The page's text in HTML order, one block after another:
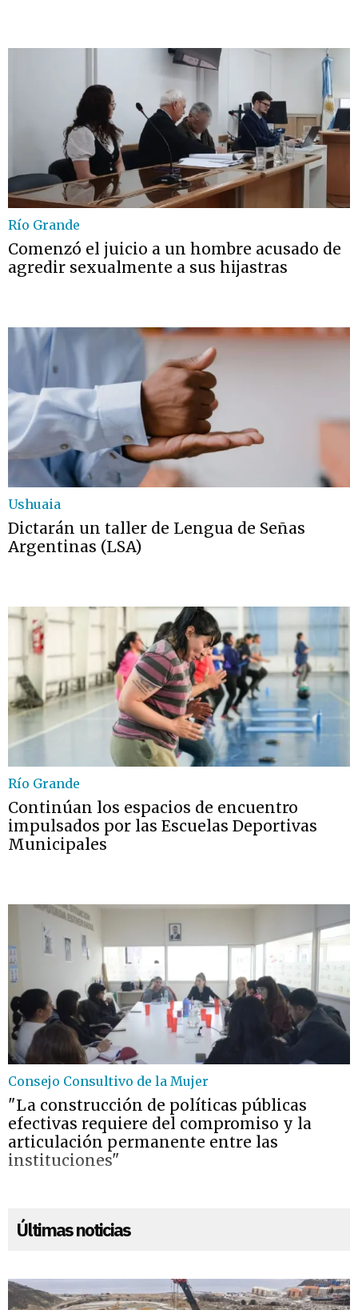
Río Grande
Comenzó el juicio a un hombre acusado de
agredir sexualmente a sus hijastras
Ushuaia
Dictarán un taller de Lengua de Señas
Argentinas (LSA)
Río Grande
Continúan los espacios de encuentro
impulsados por las Escuelas Deportivas
Municipales
Consejo Consultivo de la Mujer
"La construcción de políticas públicas
efectivas requiere del compromiso y la
articulación permanente entre las
instituciones"
Últimas noticias